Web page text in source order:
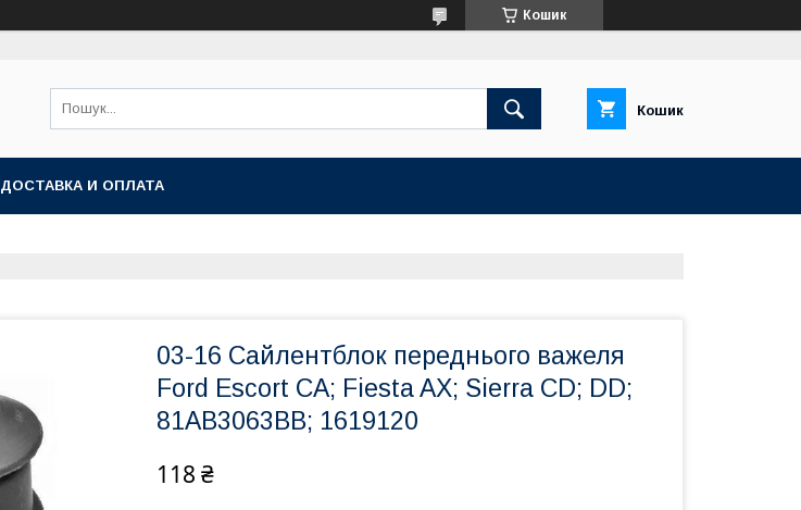
Кошик
Кошик
ДОСТАВКА И ОПЛАТА
03-16 Сайлентблок переднього важеля
Ford Escort CA; Fiesta AX; Sierra CD; DD;
81AB3063BB; 1619120
118 ₴